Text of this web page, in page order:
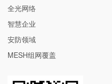
全光网络
智慧企业
安防领域
MESH组网覆盖